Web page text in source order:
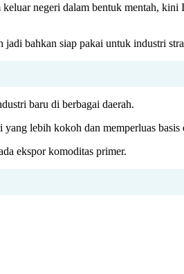
negeri dalam bentuk mentah, kini
jadi bahkan siap pakai untuk industri
baru di berbagai daerah.
lebih kokoh dan memperluas basis
ekspor komoditas primer.